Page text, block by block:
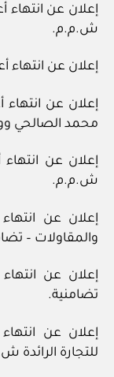
إعلان عن انتهاء
ش.م.م.
إعلان عن انتهاء
إعلان عن
محمد الصالحي
إعلان عن انتهاء
ش.م.م.
إعلان عن
والمقاولات –
إعلان عن
تضامنية.
إعلان عن
للتجارة الرائدة